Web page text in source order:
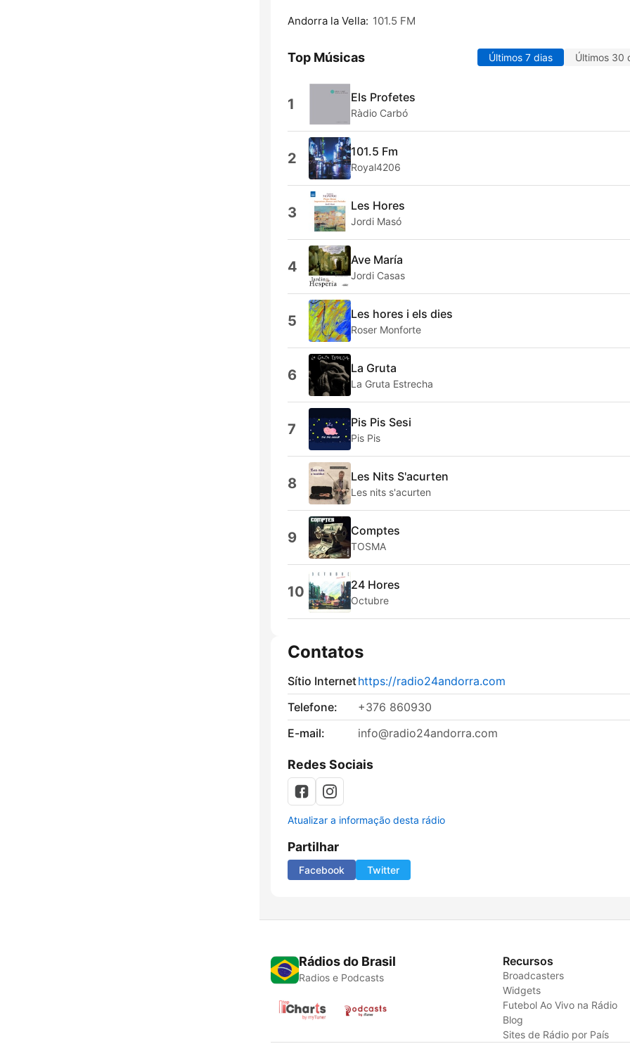
Andorra la Vella: 101.5 FM
Top Músicas Últimos 7 dias Últimos 30
1 Els Profetes
Ràdio Carbó
2 101.5 Fm
Royal4206
3 Les Hores
Jordi Masó
4 Ave María
Jordi Casas
5 Les hores i els dies
Roser Monforte
6 La Gruta
La Gruta Estrecha
7 Pis Pis Sesi
Pis Pis
8 Les Nits S'acurten
Les nits s'acurten
9 Comptes
TOSMA
10 24 Hores
Octubre
Contatos
Sítio Internethttps://radio24andorra.com
Telefone:
+376 860930
E-mail:
info@radio24andorra.com
Redes Sociais
Atualizar a informação desta rádio
Partilhar
Facebook Twitter
Rádios do Brasil
Radios e Podcasts
Recursos
Broadcasters
Widgets
Futebol Ao Vivo na Rádio
Blog
Sites de Rádio por País